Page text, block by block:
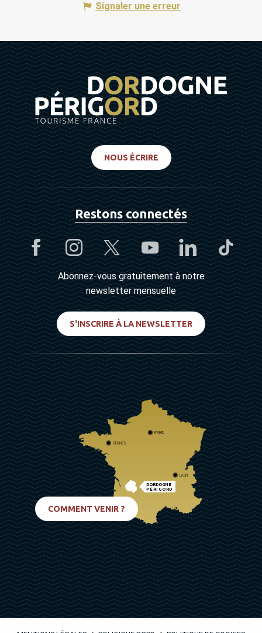
Signaler une erreur
NOUS ÉCRIRE
Restons connectés
Abonnez-vous gratuitement à notre
newsletter mensuelle
S'INSCRIRE À LA NEWSLETTER
DORDOGNE
PÉRIGORD
PARIS
RENNES
LYON
COMMENT VENIR ?